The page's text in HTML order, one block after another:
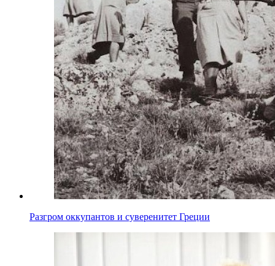
Разгром оккупантов и суверенитет Греции